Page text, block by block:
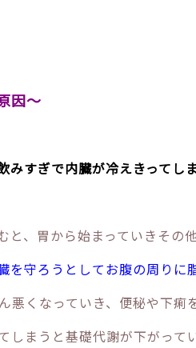
因～
すぎで内臓が冷えきってし
と、胃から始まっていきその
を守ろうとしてお腹の周りに
悪くなっていき、便秘や下痢
しまうと基礎代謝が下がって